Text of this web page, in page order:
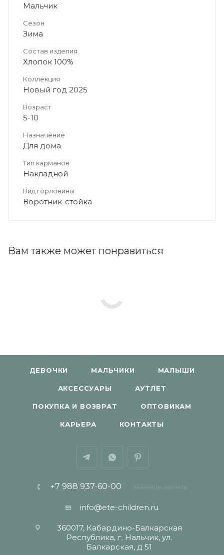
Мальчик
Сезон
Зима
Состав изделия
Хлопок 100%
Коллекция
Новый год 2025
Возраст
5-10
Назначение
Для дома
Тип карманов
Накладной
Вид горловины
Воротник-стойка
Вам также может понравиться
ДЕВОЧКИ МАЛЬЧИКИ МАЛЫШИ
АКСЕССУАРЫ АУТЛЕТ
ПОКУПКА И ВОЗВРАТ ОПТОВИКАМ
КАРЬЕРА КОНТАКТЫ
+7 988 937-60-00 ЗАКАЗАТЬ ЗВОНОК
info@ete-children.ru
360017, Кабардино-Балкарская
Республика, г. Нальчик, ул.
Балкарская, д 51